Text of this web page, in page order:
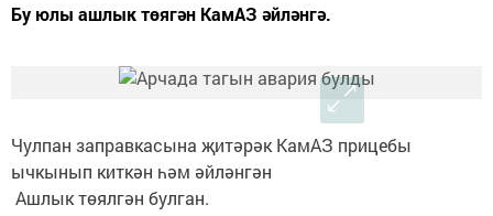
Бу юлы ашлык төягән КамАЗ әйләнгә.
Чулпан заправкасына җитәрәк КамАЗ прицебы
ычкынып киткән һәм әйләнгән
Ашлык төялгән булган.